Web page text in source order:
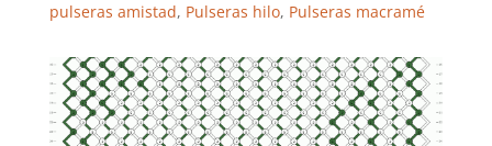
pulseras amistad, Pulseras hilo, Pulseras macramé